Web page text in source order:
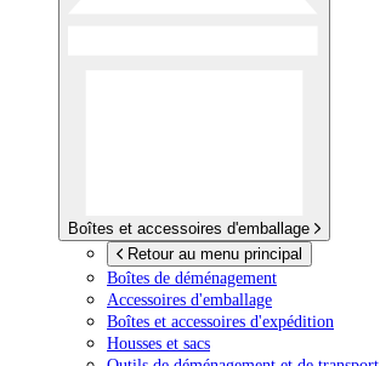
Boîtes et accessoires d'emballage
Retour au menu principal
Boîtes de déménagement
Accessoires d'emballage
Boîtes et accessoires d'expédition
Housses et sacs